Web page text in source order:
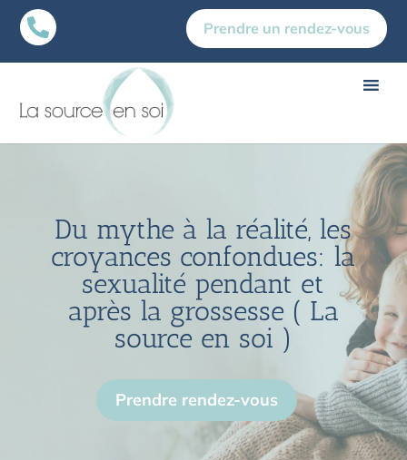
 Prendre un rendez-vous
Du mythe à la réalité, les
croyances confondues: la
sexualité pendant et
après la grossesse ( La
source en soi )
Prendre rendez-vous